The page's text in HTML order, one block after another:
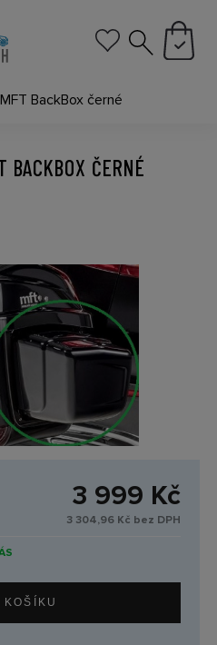
BackBox černé
BACKBOX ČERNÉ
3 999 Kč
3 304,96 Kč bez DPH